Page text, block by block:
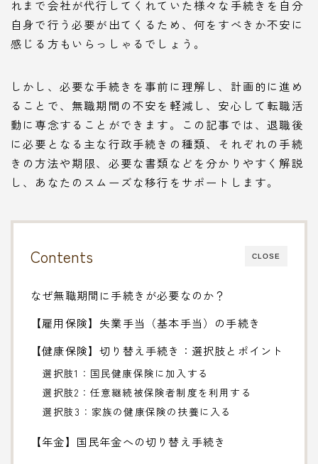
れまで会社が代行してくれていた様々な手続きを自分
自身で行う必要が出てくるため、何をすべきか不安に
感じる方もいらっしゃるでしょう。
しかし、必要な手続きを事前に理解し、計画的に進め
ることで、無職期間の不安を軽減し、安心して転職活
動に専念することができます。この記事では、退職後
に必要となる主な行政手続きの種類、それぞれの手続
きの方法や期限、必要な書類などを分かりやすく解説
し、あなたのスムーズな移行をサポートします。
CLOSE
Contents
なぜ無職期間に手続きが必要なのか？
【雇用保険】失業手当（基本手当）の手続き
【健康保険】切り替え手続き：選択肢とポイント
選択肢1：国民健康保険に加入する
選択肢2：任意継続被保険者制度を利用する
選択肢3：家族の健康保険の扶養に入る
【年金】国民年金への切り替え手続き